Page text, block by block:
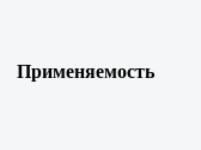
Применяемость